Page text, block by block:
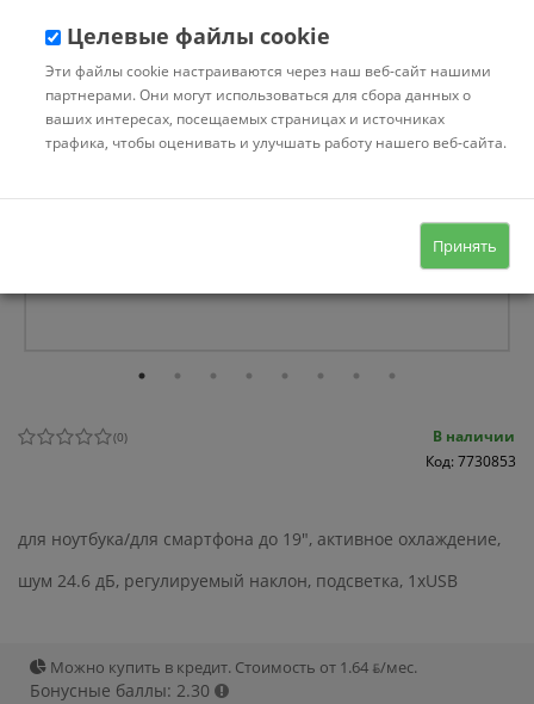
(0)
В наличии
Код: 7730853
для ноутбука/для смартфона до 19", активное охлаждение,
шум 24.6 дБ, регулируемый наклон, подсветка, 1xUSB
Можно купить в кредит. Стоимость от 1.64 ƃ/мec.
Бонусные баллы: 2.30
Целевые файлы cookie
Эти файлы cookie настраиваются через наш веб-сайт нашими
партнерами. Они могут использоваться для сбора данных о
ваших интересах, посещаемых страницах и источниках
трафика, чтобы оценивать и улучшать работу нашего веб-сайта.
Принять